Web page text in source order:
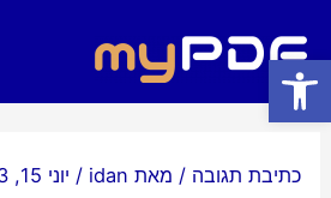
לתוכן
כתיבת תגובה / מאת idan
/ יוני 15, 2023
פתח סרגל נגישות